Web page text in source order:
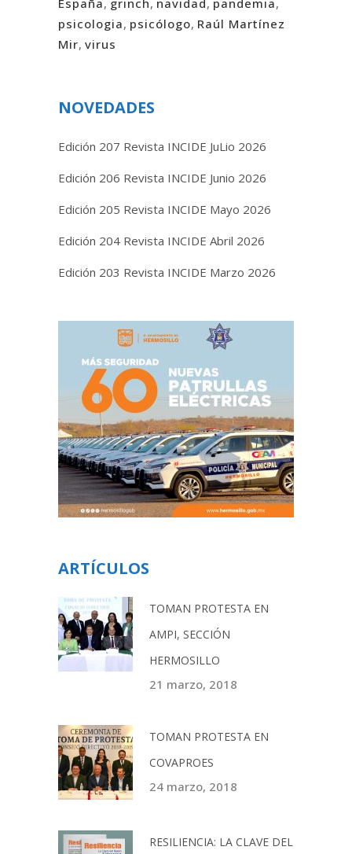
España, grinch, navidad , pandemia,
psicologia, psicólogo, Raúl Martínez
Mir, virus
NOVEDADES
Edición 207 Revista INCIDE JuLio 2026
Edición 206 Revista INCIDE Junio 2026
Edición 205 Revista INCIDE Mayo 2026
Edición 204 Revista INCIDE Abril 2026
Edición 203 Revista INCIDE Marzo 2026
ARTÍCULOS
TOMAN PROTESTA EN
AMPI, SECCIÓN
HERMOSILLO
21 marzo, 2018
TOMAN PROTESTA EN
COVAPROES
24 marzo, 2018
RESILIENCIA: LA CLAVE DEL